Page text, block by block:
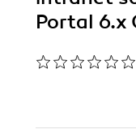
Portal 6.x